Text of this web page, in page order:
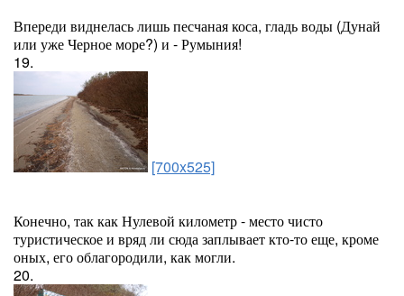
Впереди виднелась лишь песчаная коса, гладь воды (Дунай
или уже Черное море?) и - Румыния!
19.
[700x525]
Конечно, так как Нулевой километр - место чисто
туристическое и вряд ли сюда заплывает кто-то еще, кроме
оных, его облагородили, как могли.
20.